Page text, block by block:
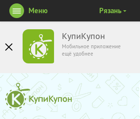
КупиКупон
Мобильное приложение
ещё удобнее
Меню Рязань